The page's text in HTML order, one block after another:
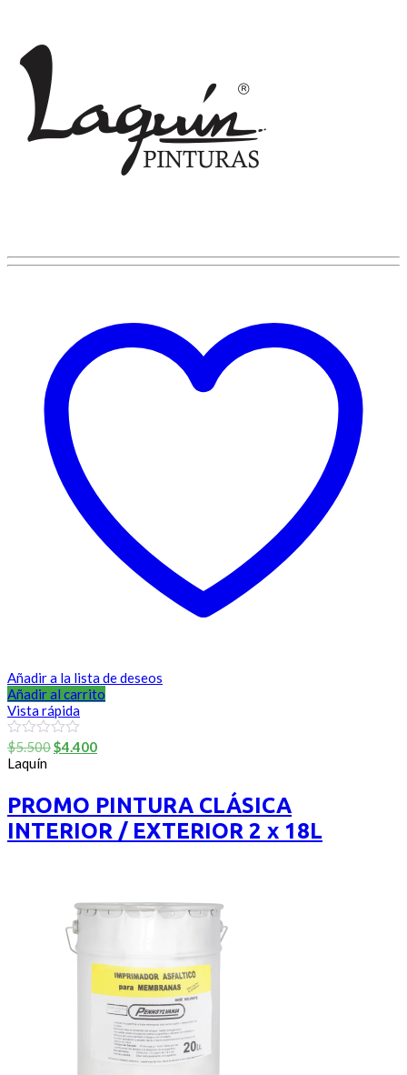
Añadir a la lista de deseos
Añadir al carrito
Vista rápida
0
out
of
$5.500El
era:
$5.500.
$4.400El
es:
$4.400.
Laquín
PROMO PINTURA CLÁSICA
INTERIOR / EXTERIOR 2 x 18L